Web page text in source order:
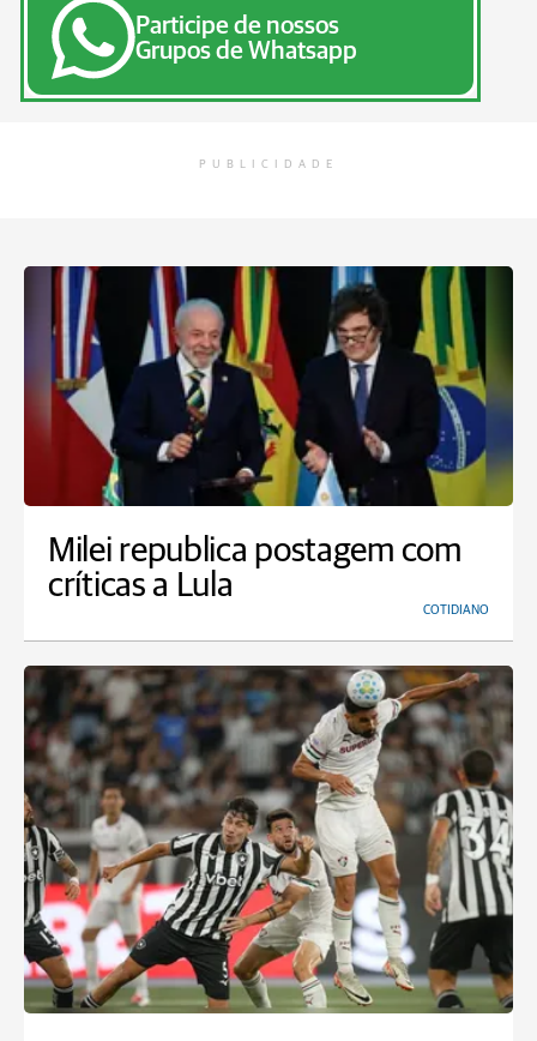
Participe de nossos
Grupos de Whatsapp
PUBLICIDADE
Milei republica postagem com
críticas a Lula
COTIDIANO